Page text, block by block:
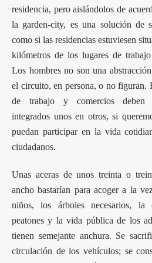
residencia, pero aislándolos de
la garden-city, es una solución de
como si las residencias estuviesen
kilómetros de los lugares de
Los hombres no son una
el circuito, en persona, o no figuran.
de trabajo y comercios deben
integrados unos en otros, si
puedan participar en la vida
ciudadanos.
Unas aceras de unos treinta o
ancho bastarían para acoger a la
niños, los árboles necesarios, la
peatones y la vida pública de los
tienen semejante anchura. Se
circulación de los vehículos; se